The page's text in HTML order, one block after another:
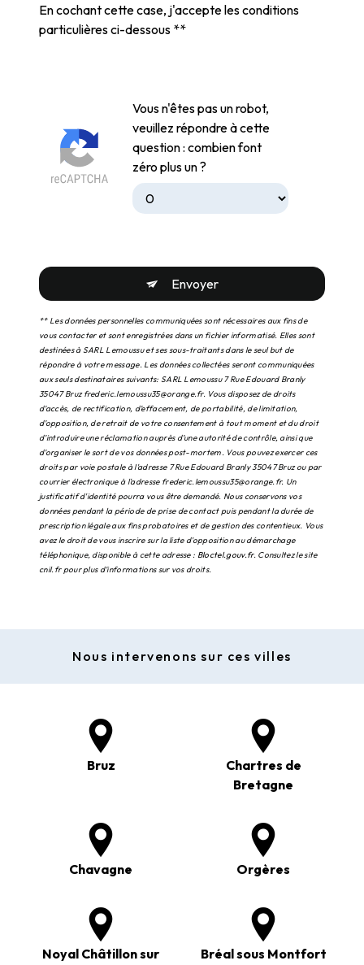
En cochant cette case, j'accepte les conditions
particulières ci-dessous **
Vous n'êtes pas un robot,
veuillez répondre à cette
question : combien font
zéro plus un ?
Envoyer
** Les données personnelles communiquées sont nécessaires aux fins de
vous contacter et sont enregistrées dans un fichier informatisé. Elles sont
destinées à SARL Lemoussu et ses sous-traitants dans le seul but de
répondre à votre message. Les données collectées seront communiquées
aux seuls destinataires suivants: SARL Lemoussu 7 Rue Edouard Branly
35047 Bruz frederic.lemoussu35@orange.fr. Vous disposez de droits
d’accès, de rectification, d’effacement, de portabilité, de limitation,
d’opposition, de retrait de votre consentement à tout moment et du droit
d’introduire une réclamation auprès d’une autorité de contrôle, ainsi que
d’organiser le sort de vos données post-mortem. Vous pouvez exercer ces
droits par voie postale à l'adresse 7 Rue Edouard Branly 35047 Bruz ou par
courrier électronique à l'adresse frederic.lemoussu35@orange.fr. Un
justificatif d'identité pourra vous être demandé. Nous conservons vos
données pendant la période de prise de contact puis pendant la durée de
prescription légale aux fins probatoires et de gestion des contentieux. Vous
avez le droit de vous inscrire sur la liste d'opposition au démarchage
téléphonique, disponible à cette adresse : Bloctel.gouv.fr. Consultez le site
cnil.fr pour plus d’informations sur vos droits.
Nous intervenons sur ces villes
Bruz
Chartres de
Bretagne
Chavagne Orgères
Noyal Châtillon sur
Bréal sous Montfort